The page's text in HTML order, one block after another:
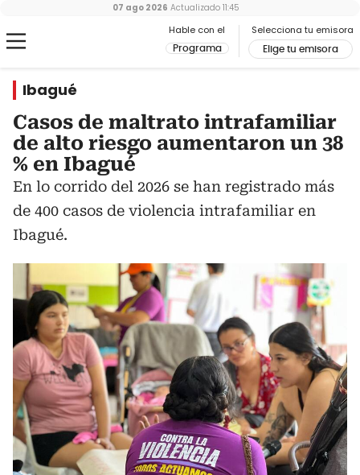
Hable con el
Programa
Selecciona tu emisora
Elige tu emisora
07 ago 2026 Actualizado 11:45
Ibagué
Casos de maltrato intrafamiliar
de alto riesgo aumentaron un 38
% en Ibagué
En lo corrido del 2026 se han registrado más
de 400 casos de violencia intrafamiliar en
Ibagué.